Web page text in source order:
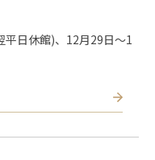
平日休館)、12月29日～1